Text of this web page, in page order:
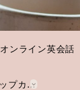
オンライン英会話
NKTキャリアアップカレッジ